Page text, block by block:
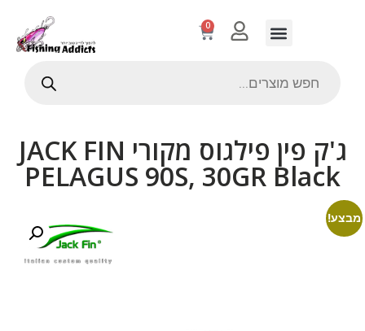
0
ג'ק פין פילגוס מקורי JACK FIN
PELAGUS 90S, 30GR Black
מבצע!